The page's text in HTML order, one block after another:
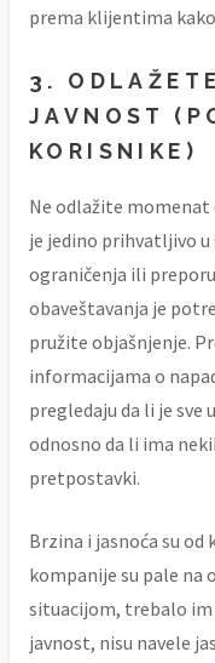
prema klijentima
3.
JAVNOST
KORISNIKE)
Ne odlažite momenat
je jedino prihvatljivo
ograničenja ili
obaveštavanja je
pružite objašnjenje.
informacijama o
pregledaju da li je sve
odnosno da li ima
pretpostavki.
Brzina i jasnoća su od
kompanije su pale na
situacijom, trebalo im
javnost, nisu navele